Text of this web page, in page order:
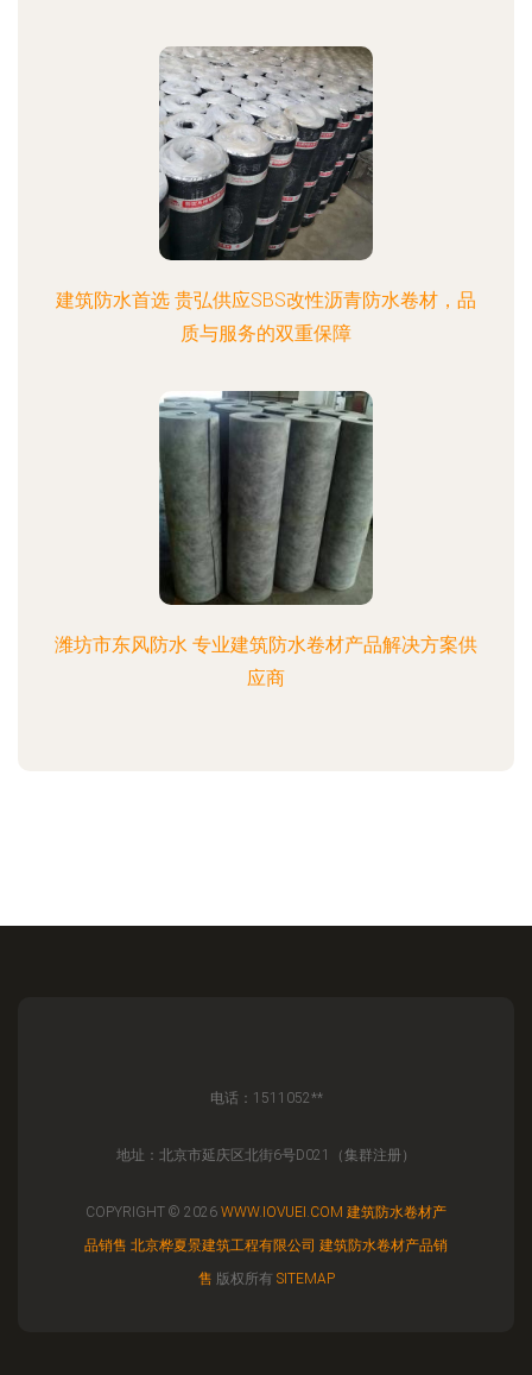
建筑防水首选 贵弘供应SBS改性沥青防水卷材，品
质与服务的双重保障
潍坊市东风防水 专业建筑防水卷材产品解决方案供
应商
电话：1511052**
地址：北京市延庆区北街6号D021（集群注册）
COPYRIGHT © 2026 WWW.IOVUEI.COM 建筑防水卷材产
品销售 北京桦夏景建筑工程有限公司 建筑防水卷材产品销
售 版权所有 SITEMAP